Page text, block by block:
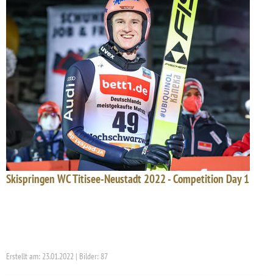
Skispringen WC Titisee-Neustadt 2022 - Competition Day 1
Erstellt am: 23.01.2022 | Bilder: 87